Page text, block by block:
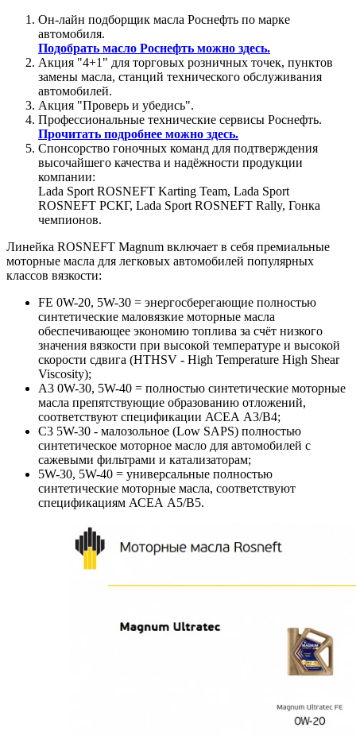
Он-лайн подборщик масла Роснефть по марке
автомобиля.
Подобрать масло Роснефть можно здесь.
Акция "4+1" для торговых розничных точек, пунктов
замены масла, станций технического обслуживания
автомобилей.
Акция "Проверь и убедись".
Профессиональные технические сервисы Роснефть.
Прочитать подробнее можно здесь.
Спонсорство гоночных команд для подтверждения
высочайшего качества и надёжности продукции
компании:
Lada Sport ROSNEFT Karting Team, Lada Sport
ROSNEFT РСКГ, Lada Sport ROSNEFT Rally, Гонка
чемпионов.
Линейка ROSNEFT Magnum включает в себя премиальные
моторные масла для легковых автомобилей популярных
классов вязкости:
FE 0W-20, 5W-30 = энергосберегающие полностью
синтетические маловязкие моторные масла
обеспечивающее экономию топлива за счёт низкого
значения вязкости при высокой температуре и высокой
скорости сдвига (HTHSV - High Temperature High Shear
Viscosity);
А3 0W-30, 5W-40 = полностью синтетические моторные
масла препятствующие образованию отложений,
соответствуют спецификации АСЕА А3/В4;
С3 5W-30 - малозольное (Low SAPS) полностью
синтетическое моторное масло для автомобилей с
сажевыми фильтрами и катализаторам;
5W-30, 5W-40 = универсальные полностью
синтетические моторные масла, соответствуют
спецификациям АСЕА А5/В5.